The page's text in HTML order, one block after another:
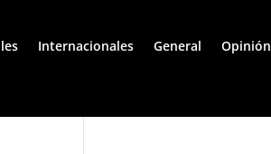
Internacionales General Opinión